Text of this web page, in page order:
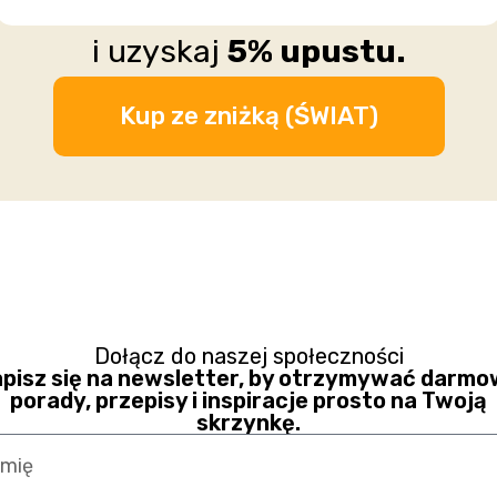
i uzyskaj 5% upustu.
Kup ze zniżką (ŚWIAT)
Dołącz do naszej społeczności
się na newsletter, by otrzymywać
porady, przepisy i inspiracje prosto na Twoją
skrzynkę.